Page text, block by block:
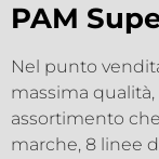
PAM
Nel punto
massima
assortimento
marche, 8 linee